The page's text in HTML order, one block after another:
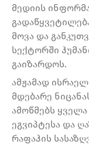
მედიის
მოვა და
სექტორში
გაიზარდოს.
ამჟამად
მდებარე
ამოწმებს
ეგვიპტესა და
რაფაჰის